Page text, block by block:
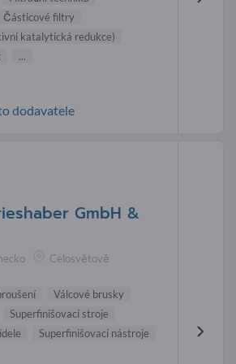
Částicové filtry
katalytická redukce)
...
dodavatele
GmbH &
Celosvětově
Válcové brusky
Superfinišovací stroje
Superfinišovací nástroje